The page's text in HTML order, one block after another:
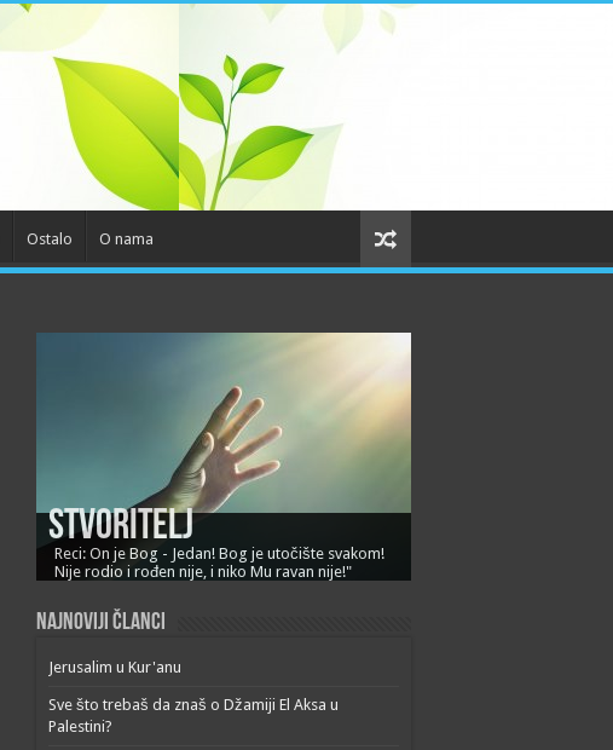
Ostalo O nama
Stvoritelj
Reci: On je Bog - Jedan! Bog je utočište svakom!
Nije rodio i rođen nije, i niko Mu ravan nije!"
Najnoviji članci
Jerusalim u Kur'anu
Sve što trebaš da znaš o Džamiji El Aksa u
Palestini?